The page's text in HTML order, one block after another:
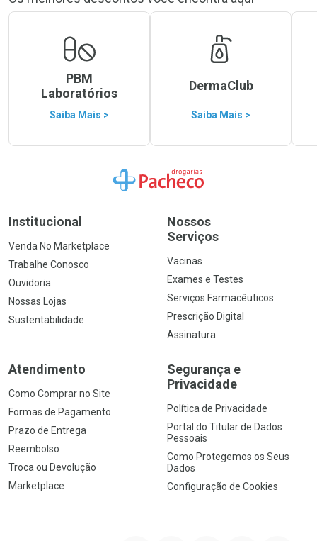
PBM
Laboratórios
Saiba Mais >
DermaClub
Saiba Mais >
Ir para a Home
Institucional
Venda No Marketplace
Trabalhe Conosco
Ouvidoria
Nossas Lojas
Sustentabilidade
Nossos
Serviços
Vacinas
Exames e Testes
Serviços Farmacêuticos
Prescrição Digital
Assinatura
Atendimento
Como Comprar no Site
Formas de Pagamento
Prazo de Entrega
Reembolso
Troca ou Devolução
Marketplace
Segurança e
Privacidade
Política de Privacidade
Portal do Titular de Dados
Pessoais
Como Protegemos os Seus
Dados
Configuração de Cookies